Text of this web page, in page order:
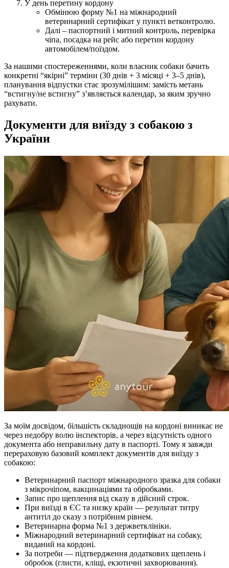
У день перетину кордону
Обмінюю форму №1 на міжнародний
ветеринарний сертифікат у пункті ветконтролю.
Далі – паспортний і митний контроль, перевірка
чіпа, посадка на рейс або перетин кордону
автомобілем/поїздом.
За нашими спостереженнями, коли власник собаки бачить
конкретні “якірні” терміни (30 днів + 3 місяці + 3–5 днів),
планування відпустки стає зрозумілішим: замість метань
“встигну/не встигну” з’являється календар, за яким зручно
рахувати.
Документи для виїзду з собакою з
України
За моїм досвідом, більшість складнощів на кордоні виникає не
через недобру волю інспекторів, а через відсутність одного
документа або неправильну дату в паспорті. Тому я завжди
перераховую базовий комплект документів для виїзду з
собакою:
Ветеринарний паспорт міжнародного зразка для собаки
з мікрочіпом, вакцинаціями та обробками.
Запис про щеплення від сказу в дійсний строк.
При виїзді в ЄС та низку країн — результат титру
антитіл до сказу з потрібним рівнем.
Ветеринарна форма №1 з держветклініки.
Міжнародний ветеринарний сертифікат на собаку,
виданий на кордоні.
За потреби — підтвердження додаткових щеплень і
обробок (глисти, кліщі, екзотичні захворювання).